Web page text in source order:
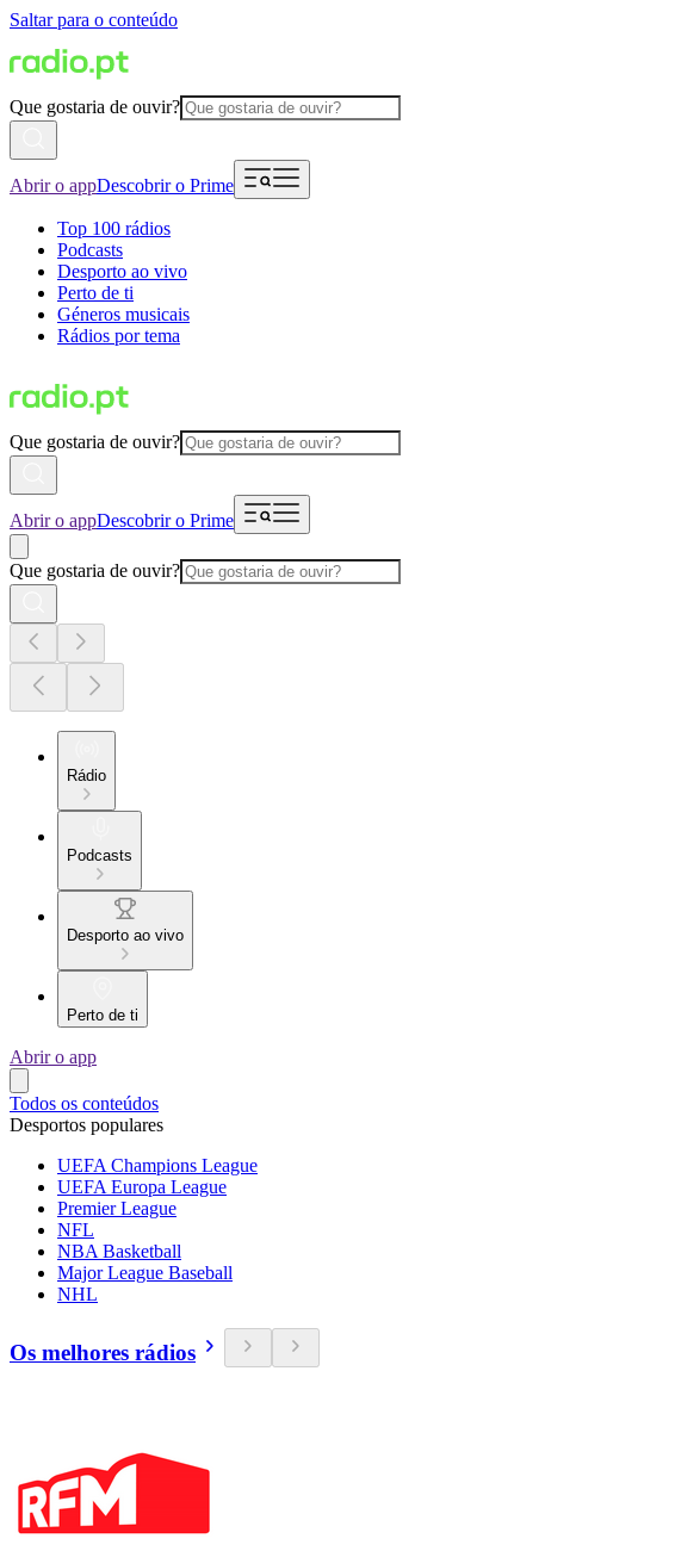
Saltar para o conteúdo
Que gostaria de ouvir?
Abrir o appDescobrir o Prime
Top 100 rádios
Podcasts
Desporto ao vivo
Perto de ti
Géneros musicais
Rádios por tema
Que gostaria de ouvir?
Abrir o appDescobrir o Prime
Que gostaria de ouvir?
Rádio
Podcasts
Desporto ao vivo
Perto de ti
Abrir o app
Todos os conteúdos
Desportos populares
UEFA Champions League
UEFA Europa League
Premier League
NFL
NBA Basketball
Major League Baseball
NHL
Os melhores rádios